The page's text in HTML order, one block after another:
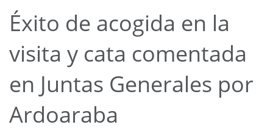
Éxito de acogida en la
visita y cata comentada
en Juntas Generales por
Ardoaraba